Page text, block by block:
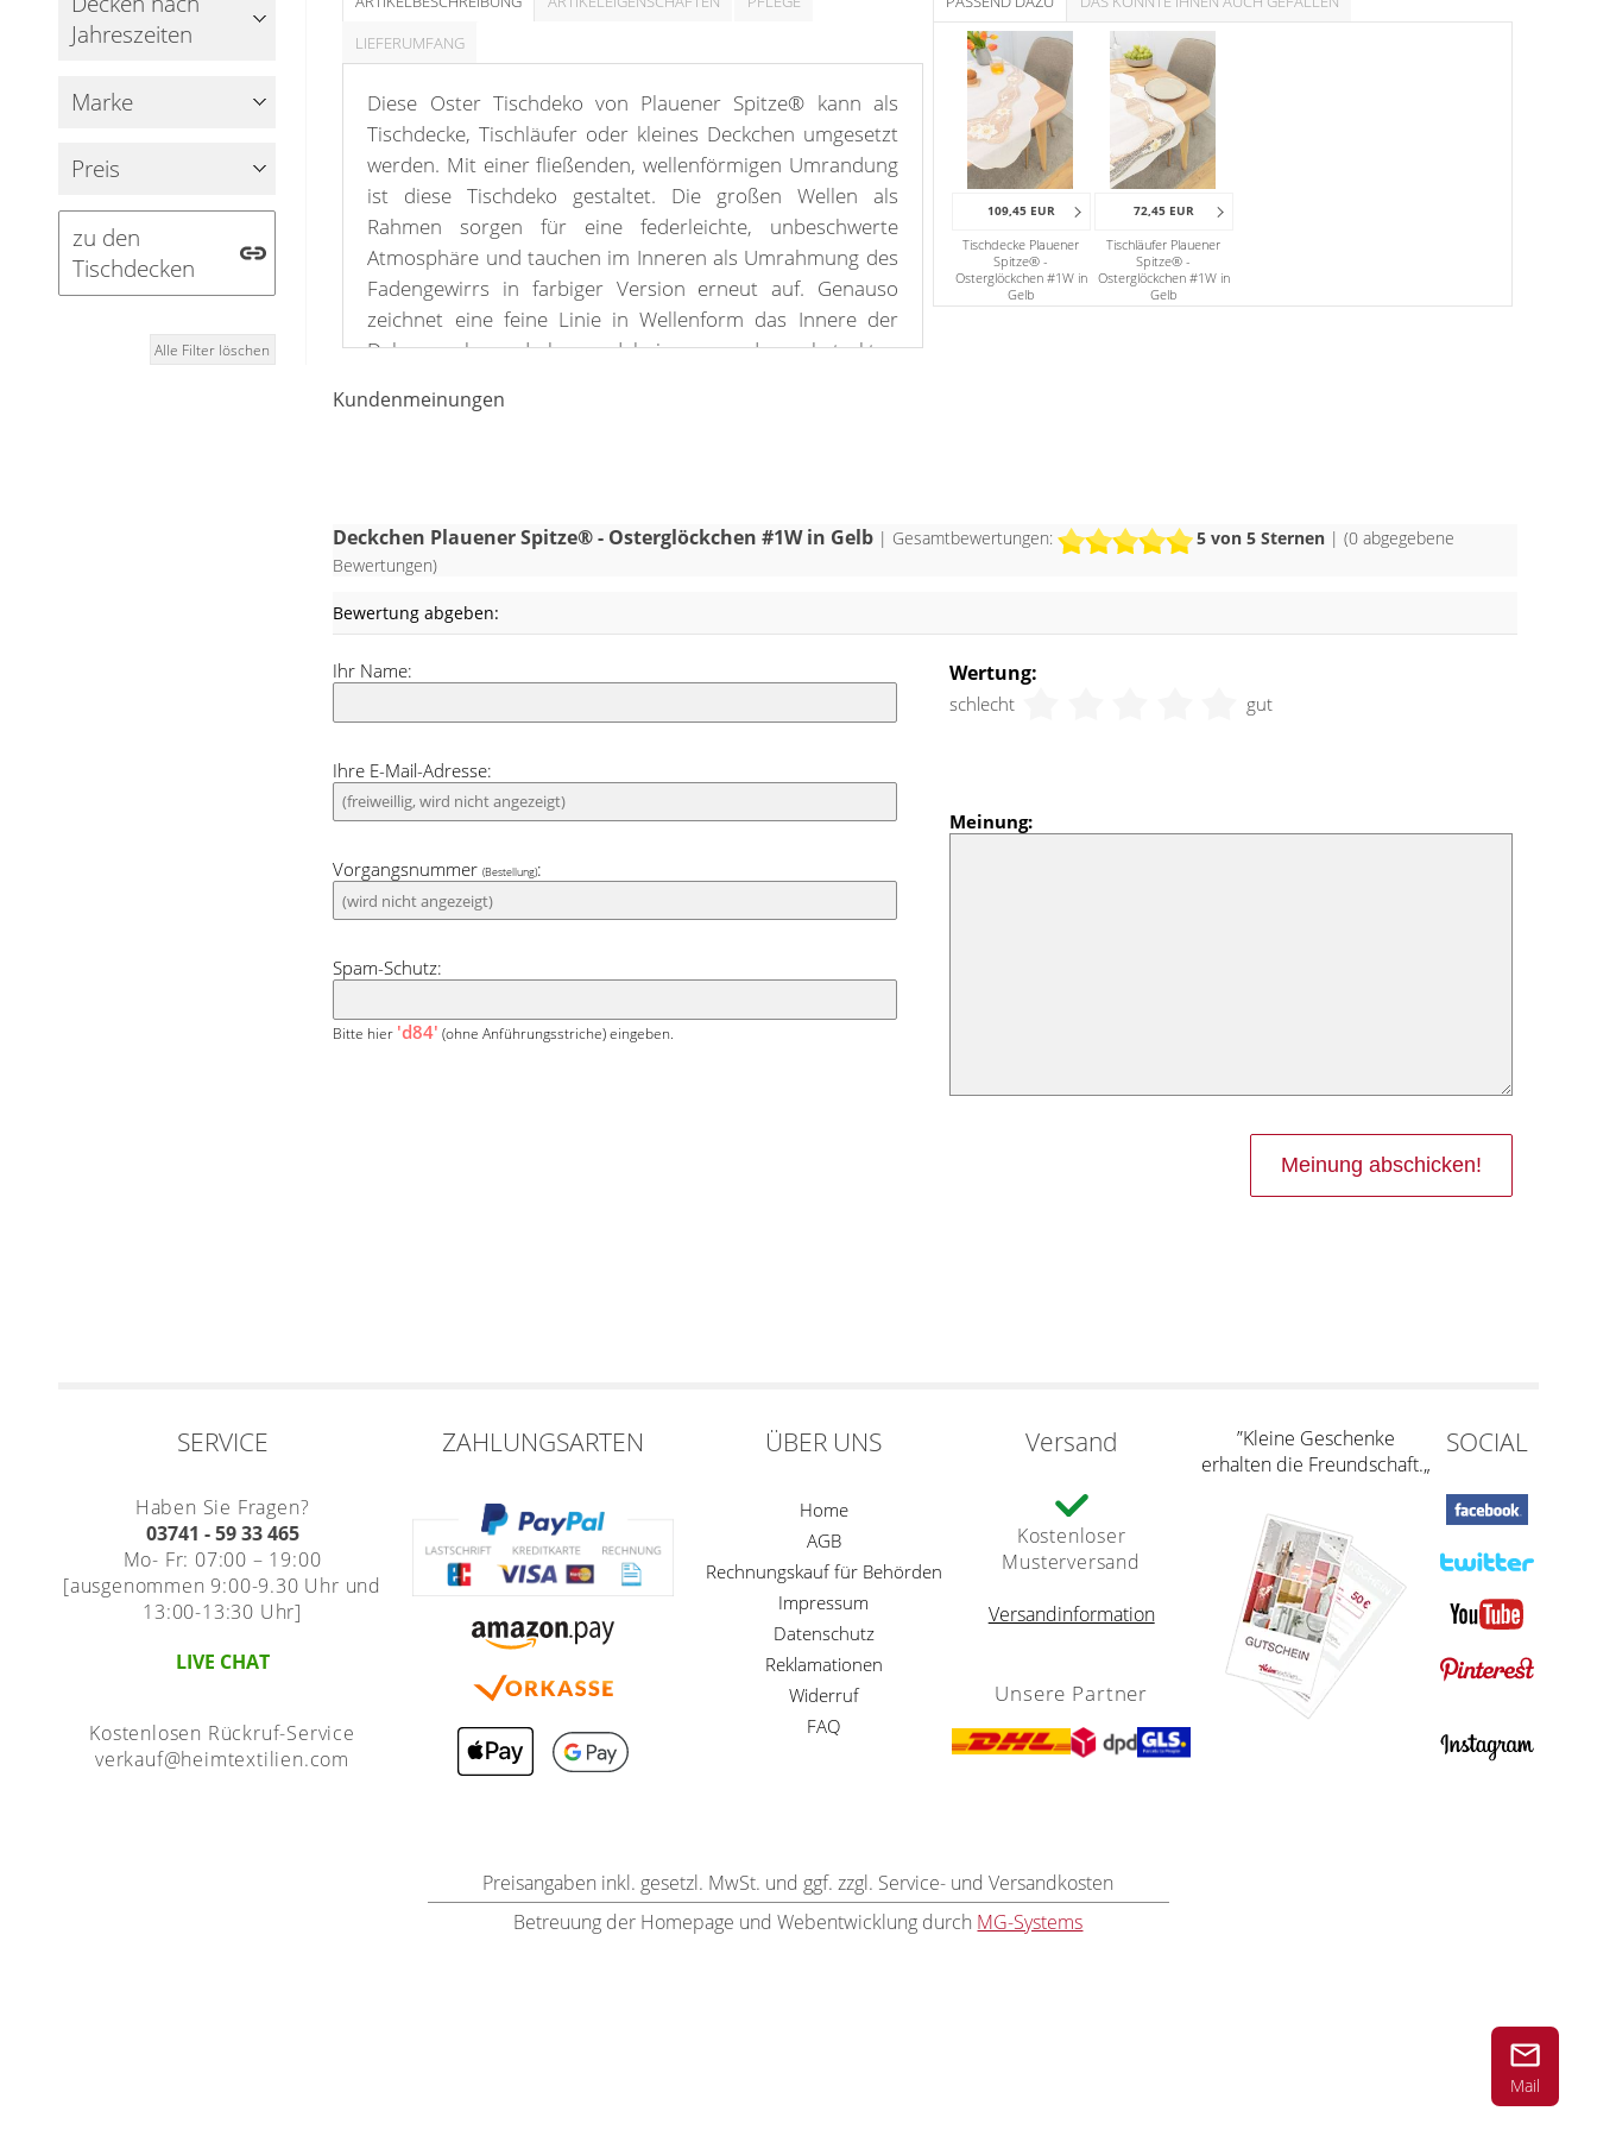
Gardinenstange
Stoffe
Panneaux
Jahreszeiten
Marke
Preis
zu den
Tischdecken
Alle Filter löschen
LIEFERUMFANG
Diese Oster Tischdeko von Plauener Spitze® kann als
Tischdecke, Tischläufer oder kleines Deckchen umgesetzt
werden. Mit einer fließenden, wellenförmigen Umrandung
ist diese Tischdeko gestaltet. Die großen Wellen als
Rahmen sorgen für eine federleichte, unbeschwerte
Atmosphäre und tauchen im Inneren als Umrahmung des
Fadengewirrs in farbiger Version erneut auf. Genauso
zeichnet eine feine Linie in Wellenform das Innere der
Deko nach und kann dabei sogar den abstrakten
Entlang dieser Linie sind Osterglocken und kleine
Plauener Spitze® in derselben Farbe aufgestickt.
gestaltete Tischdeko zeigt ein vom Frühling und von der
schönen Osterzeit inspiriertes Design. Die lindgrüne
Umrandung und die in pastelligem Vanillegelb und Orange
gestalteten Narzissen tragen zusätzlich zu einer
109,45 EUR
Tischdecke Plauener
Spitze® -
Osterglöckchen #1W in
Gelb
72,45 EUR
Tischläufer Plauener
Spitze® -
Osterglöckchen #1W in
Gelb
Kundenmeinungen
Deckchen Plauener Spitze® - Osterglöckchen #1W in Gelb | Gesamtbewertungen: 5von 5 Sternen | (0abgegebene
Bewertungen)
Bewertung abgeben:
Wertung:
schlecht gut
Meinung:
Ihr Name:
Ihre E-Mail-Adresse:
Vorgangsnummer(Bestellung):
Spam-Schutz:
Bitte hier 'd84' (ohne Anführungsstriche) eingeben.
SERVICE
Haben Sie Fragen?
03741 - 59 33 465
Mo- Fr: 07:00 – 19:00
[ausgenommen 9:00-9.30 Uhr und
13:00-13:30 Uhr]
LIVE CHAT
Kostenlosen Rückruf-Service
verkauf@heimtextilien.com
ZAHLUNGSARTEN ÜBER UNS
Home
AGB
Rechnungskauf für Behörden
Impressum
Datenschutz
Reklamationen
Widerruf
FAQ
Versand
Kostenloser
Musterversand
Versandinformation
Unsere Partner
”Kleine Geschenke
erhalten die Freundschaft.„
SOCIAL
Preisangaben inkl. gesetzl. MwSt. und ggf. zzgl. Service- und Versandkosten
Betreuung der Homepage und Webentwicklung durch MG-Systems
Mail